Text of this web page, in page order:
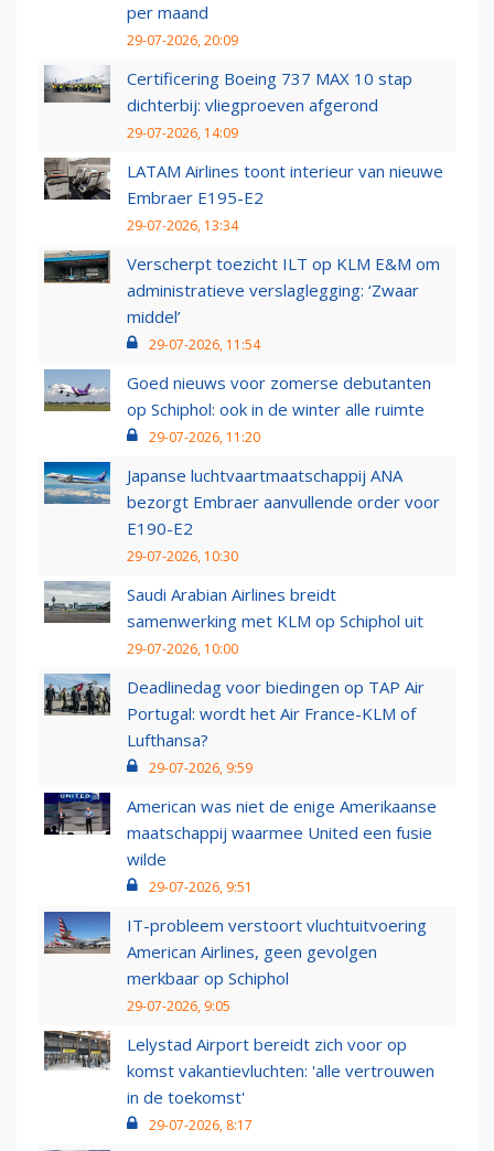
per maand
29-07-2026, 20:09
Certificering Boeing 737 MAX 10 stap
dichterbij: vliegproeven afgerond
29-07-2026, 14:09
LATAM Airlines toont interieur van nieuwe
Embraer E195-E2
29-07-2026, 13:34
Verscherpt toezicht ILT op KLM E&M om
administratieve verslaglegging: ‘Zwaar
middel’
29-07-2026, 11:54
Goed nieuws voor zomerse debutanten
op Schiphol: ook in de winter alle ruimte
29-07-2026, 11:20
Japanse luchtvaartmaatschappij ANA
bezorgt Embraer aanvullende order voor
E190-E2
29-07-2026, 10:30
Saudi Arabian Airlines breidt
samenwerking met KLM op Schiphol uit
29-07-2026, 10:00
Deadlinedag voor biedingen op TAP Air
Portugal: wordt het Air France-KLM of
Lufthansa?
29-07-2026, 9:59
American was niet de enige Amerikaanse
maatschappij waarmee United een fusie
wilde
29-07-2026, 9:51
IT-probleem verstoort vluchtuitvoering
American Airlines, geen gevolgen
merkbaar op Schiphol
29-07-2026, 9:05
Lelystad Airport bereidt zich voor op
komst vakantievluchten: 'alle vertrouwen
in de toekomst'
29-07-2026, 8:17